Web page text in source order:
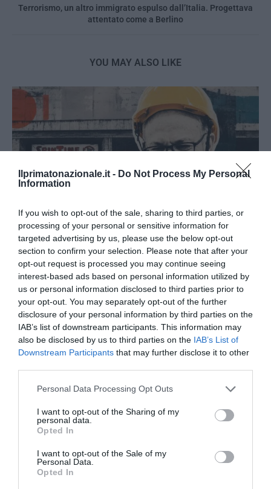
Ilprimatonazionale.it - Do Not Process My Personal
Information
If you wish to opt-out of the sale, sharing to third parties, or
processing of your personal or sensitive information for
targeted advertising by us, please use the below opt-out
section to confirm your selection. Please note that after your
opt-out request is processed you may continue seeing
interest-based ads based on personal information utilized by
us or personal information disclosed to third parties prior to
your opt-out. You may separately opt-out of the further
disclosure of your personal information by third parties on the
IAB’s list of downstream participants. This information may
also be disclosed by us to third parties on the IAB’s List of
Downstream Participants that may further disclose it to other
Please note that this website/app uses one or more Google
not limited to your visit or usage behaviour. You may click to
grant or deny consent to Google and its third-party tags to
use your data for below specified purposes in below Google
consent section.
Personal Data Processing Opt Outs
I want to opt-out of the Sharing of my
personal data.
Opted In
I want to opt-out of the Sale of my
Personal Data.
Opted In
Terrorismo, un altro immigrato espulso dall’Italia. Progettava
attentato come a Berlino
YOU MAY ALSO LIKE
Spin Time, l’antifascismo commensale della Roma
«open to the future»
7 Agosto 2026